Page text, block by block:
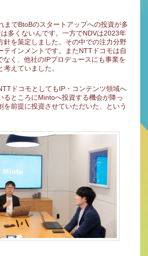
までBtoBのスタートアップへの投資が多
多くないんです。一方でNDVは2023年
針を策定しました。その中での注力分野
テインメントです。またNTTドコモは自
なく、他社のIPプロデュースにも事業を
えていました。
ドコモとしてもIP・コンテンツ領域へ
るところにMintoへ投資する機会が降っ
を前提に投資させていただいた、という